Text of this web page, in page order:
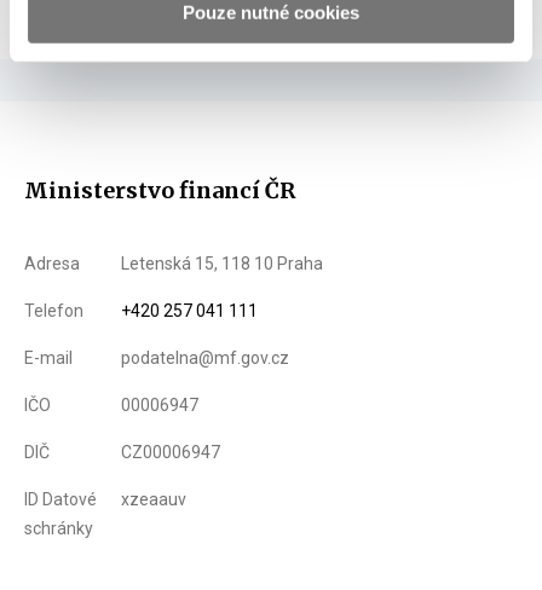
Pouze nutné cookies
Ministerstvo financí ČR
Adresa Letenská 15, 118 10 Praha
Telefon +420 257 041 111
E-mail podatelna@mf.gov.cz
IČO 00006947
DIČ CZ00006947
ID Datové
schránky
xzeaauv